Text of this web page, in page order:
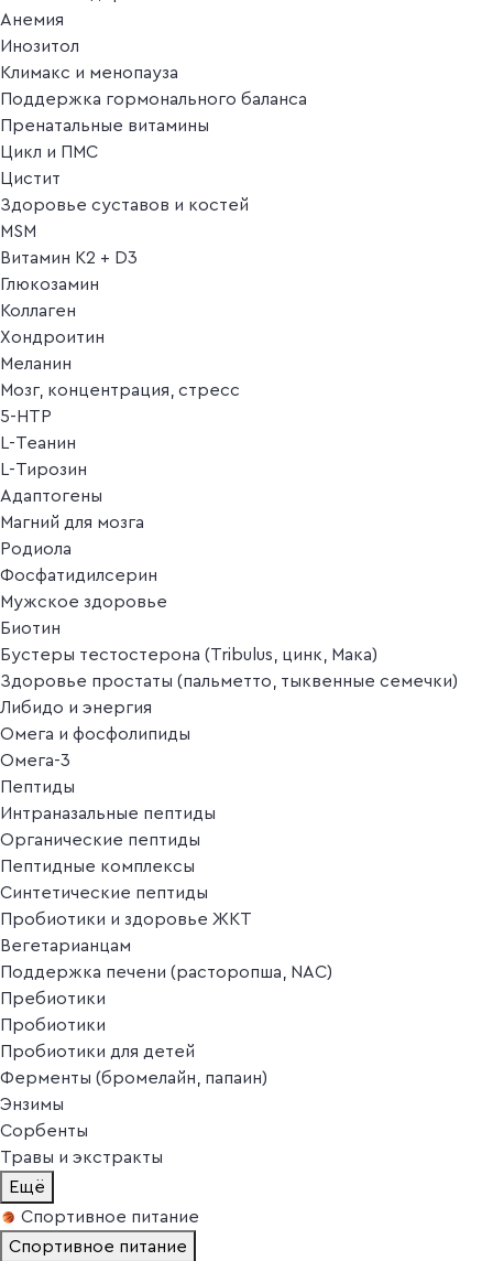
Анемия
Инозитол
Климакс и менопауза
Поддержка гормонального баланса
Пренатальные витамины
Цикл и ПМС
Цистит
Здоровье суставов и костей
MSM
Витамин K2 + D3
Глюкозамин
Коллаген
Хондроитин
Меланин
Мозг, концентрация, стресс
5-HTP
L-Теанин
L-Тирозин
Адаптогены
Магний для мозга
Родиола
Фосфатидилсерин
Мужское здоровье
Биотин
Бустеры тестостерона (Tribulus, цинк, Мака)
Здоровье простаты (пальметто, тыквенные семечки)
Либидо и энергия
Омега и фосфолипиды
Омега-3
Пептиды
Интраназальные пептиды
Органические пептиды
Пептидные комплексы
Синтетические пептиды
Пробиотики и здоровье ЖКТ
Вегетарианцам
Поддержка печени (расторопша, NAC)
Пребиотики
Пробиотики
Пробиотики для детей
Ферменты (бромелайн, папаин)
Энзимы
Сорбенты
Травы и экстракты
Ещё
Спортивное питание
Спортивное питание